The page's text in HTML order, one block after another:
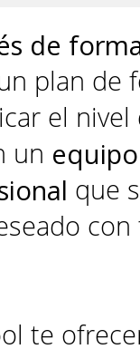
de
plan de
el nivel
un
que
te